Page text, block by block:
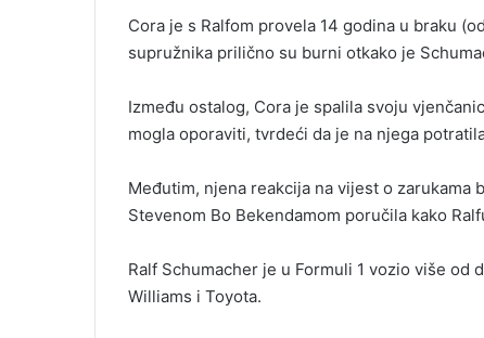
Cora je s Ralfom provela 14 godina u braku
supružnika prilično su burni otkako je
Između ostalog, Cora je spalila svoju
mogla oporaviti, tvrdeći da je na njega
Međutim, njena reakcija na vijest o zarukama
Stevenom Bo Bekendamom poručila kako
Ralf Schumacher je u Formuli 1 vozio više od
Williams i Toyota.